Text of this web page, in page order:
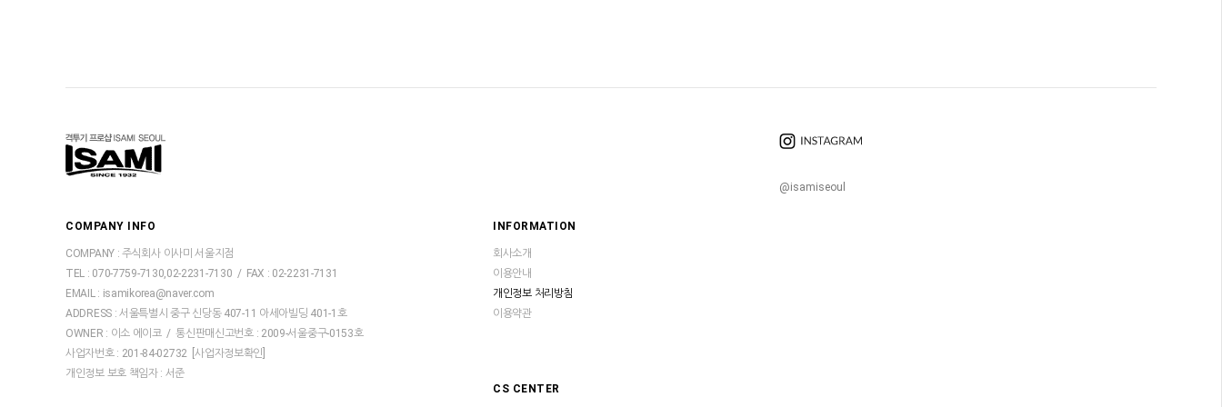
COMPANY INFO
COMPANY : 주식회사 이사미 서울지점
TEL : 070-7759-7130,02-2231-7130 / FAX : 02-2231-7131
EMAIL : isamikorea@naver.com
ADDRESS : 서울특별시 중구 신당동 407-11 아세아빌딩 401-1호
OWNER : 이소 에이코 / 통신판매신고번호 : 2009-서울중구-0153호
사업자번호 : 201-84-02732 [사업자정보확인]
개인정보 보호 책임자 : 서준
INFORMATION
회사소개
이용안내
개인정보 처리방침
이용약관
CS CENTER
@isamiseoul